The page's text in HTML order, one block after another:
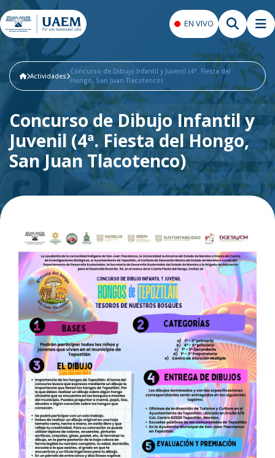
EN VIVO
Actividades
Concurso de Dibujo Infantil y Juvenil (4ª. Fiesta del
Hongo, San Juan Tlacotenco)
Concurso de Dibujo Infantil y
Juvenil (4ª. Fiesta del Hongo,
San Juan Tlacotenco)